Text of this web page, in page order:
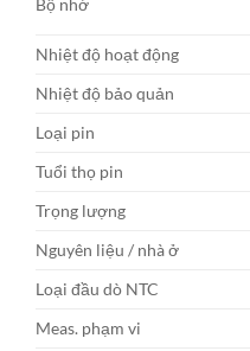
Nhiệt độ hoạt động
Nhiệt độ bảo quản
Loại pin
Tuổi thọ pin
Trọng lượng
Nguyên liệu / nhà ở
Loại đầu dò NTC
Meas. phạm vi